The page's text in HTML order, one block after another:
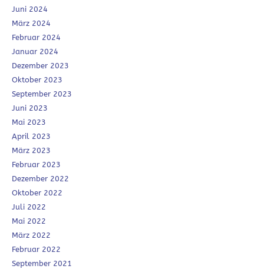
Juni 2024
März 2024
Februar 2024
Januar 2024
Dezember 2023
Oktober 2023
September 2023
Juni 2023
Mai 2023
April 2023
März 2023
Februar 2023
Dezember 2022
Oktober 2022
Juli 2022
Mai 2022
März 2022
Februar 2022
September 2021